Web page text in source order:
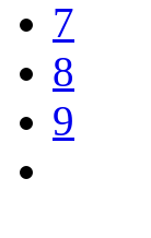
7
8
9